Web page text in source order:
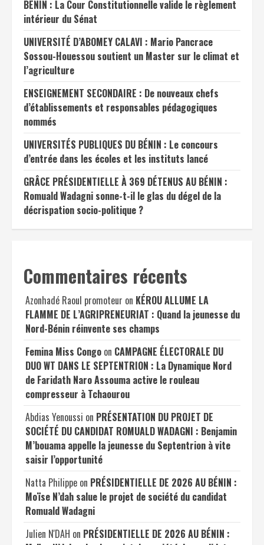
BÉNIN : La Cour Constitutionnelle valide le règlement
intérieur du Sénat
UNIVERSITÉ D’ABOMEY CALAVI : Mario Pancrace
Sossou-Houessou soutient un Master sur le climat et
l’agriculture
ENSEIGNEMENT SECONDAIRE : De nouveaux chefs
d’établissements et responsables pédagogiques
nommés
UNIVERSITÉS PUBLIQUES DU BÉNIN : Le concours
d’entrée dans les écoles et les instituts lancé
GRÂCE PRÉSIDENTIELLE À 369 DÉTENUS AU BÉNIN :
Romuald Wadagni sonne-t-il le glas du dégel de la
décrispation socio-politique ?
Commentaires récents
Azonhadé Raoul promoteur on KÉROU ALLUME LA
FLAMME DE L’AGRIPRENEURIAT : Quand la jeunesse du
Nord-Bénin réinvente ses champs
Femina Miss Congo on CAMPAGNE ÉLECTORALE DU
DUO WT DANS LE SEPTENTRION : La Dynamique Nord
de Faridath Naro Assouma active le rouleau
compresseur à Tchaourou
Abdias Yenoussi on PRÉSENTATION DU PROJET DE
SOCIÉTÉ DU CANDIDAT ROMUALD WADAGNI : Benjamin
M’bouama appelle la jeunesse du Septentrion à vite
saisir l’opportunité
Natta Philippe on PRÉSIDENTIELLE DE 2026 AU BÉNIN :
Moïse N’dah salue le projet de société du candidat
Romuald Wadagni
Julien N'DAH on PRÉSIDENTIELLE DE 2026 AU BÉNIN :